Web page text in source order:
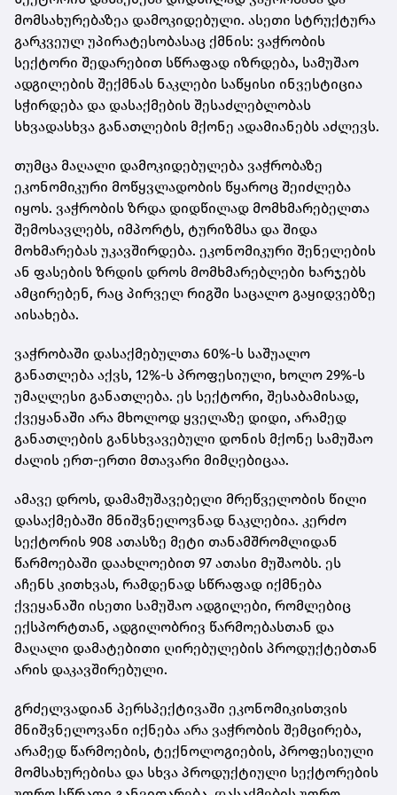
მომსახურებაზეა დამოკიდებული. ასეთი სტრუქტურა
გარკვეულ უპირატესობასაც ქმნის: ვაჭრობის
სექტორი შედარებით სწრაფად იზრდება, სამუშაო
ადგილების შექმნას ნაკლები საწყისი ინვესტიცია
სჭირდება და დასაქმების შესაძლებლობას
სხვადასხვა განათლების მქონე ადამიანებს აძლევს.
თუმცა მაღალი დამოკიდებულება ვაჭრობაზე
ეკონომიკური მოწყვლადობის წყაროც შეიძლება
იყოს. ვაჭრობის ზრდა დიდწილად მომხმარებელთა
შემოსავლებს, იმპორტს, ტურიზმსა და შიდა
მოხმარებას უკავშირდება. ეკონომიკური შენელების
ან ფასების ზრდის დროს მომხმარებლები ხარჯებს
ამცირებენ, რაც პირველ რიგში საცალო გაყიდვებზე
აისახება.
ვაჭრობაში დასაქმებულთა 60%-ს საშუალო
განათლება აქვს, 12%-ს პროფესიული, ხოლო 29%-ს
უმაღლესი განათლება. ეს სექტორი, შესაბამისად,
ქვეყანაში არა მხოლოდ ყველაზე დიდი, არამედ
განათლების განსხვავებული დონის მქონე სამუშაო
ძალის ერთ-ერთი მთავარი მიმღებიცაა.
ამავე დროს, დამამუშავებელი მრეწველობის წილი
დასაქმებაში მნიშვნელოვნად ნაკლებია. კერძო
სექტორის 908 ათასზე მეტი თანამშრომლიდან
წარმოებაში დაახლოებით 97 ათასი მუშაობს. ეს
აჩენს კითხვას, რამდენად სწრაფად იქმნება
ქვეყანაში ისეთი სამუშაო ადგილები, რომლებიც
ექსპორტთან, ადგილობრივ წარმოებასთან და
მაღალი დამატებითი ღირებულების პროდუქტებთან
არის დაკავშირებული.
გრძელვადიან პერსპექტივაში ეკონომიკისთვის
მნიშვნელოვანი იქნება არა ვაჭრობის შემცირება,
არამედ წარმოების, ტექნოლოგიების, პროფესიული
მომსახურებისა და სხვა პროდუქტიული სექტორების